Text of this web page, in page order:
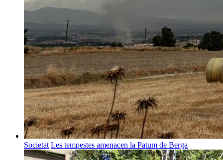
Societat Les tempestes amenacen la Patum de Berga